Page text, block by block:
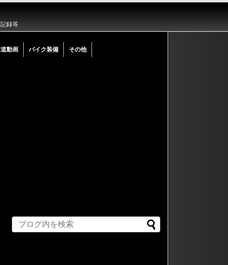
録等
動画 バイク装備 その他